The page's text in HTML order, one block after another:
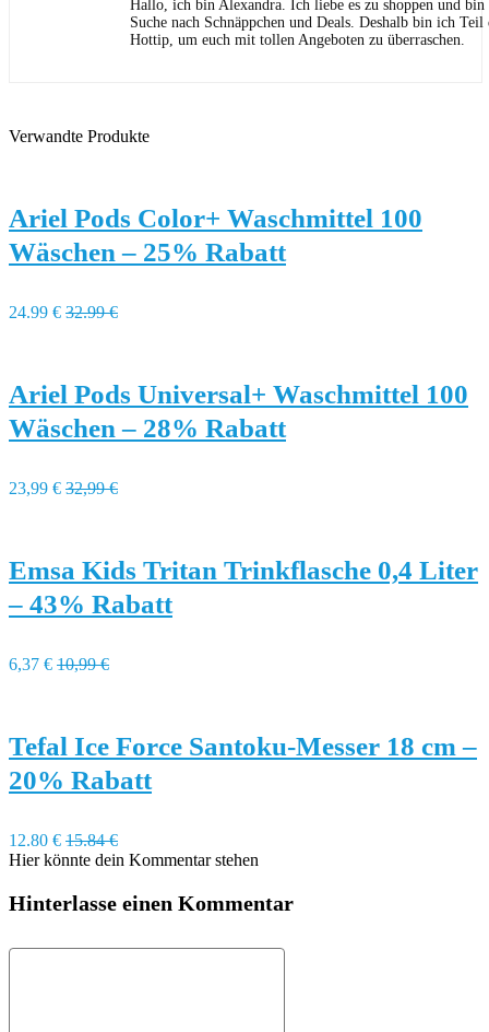
Hallo, ich bin Alexandra. Ich liebe es zu shoppen und
Suche nach Schnäppchen und Deals. Deshalb bin ich Teil
Hottip, um euch mit tollen Angeboten zu überraschen.
Verwandte Produkte
Ariel Pods Color+ Waschmittel 100
Wäschen – 25% Rabatt
24.99 € 32.99 €
Ariel Pods Universal+ Waschmittel 100
Wäschen – 28% Rabatt
23,99 € 32,99 €
Emsa Kids Tritan Trinkflasche 0,4 Liter
– 43% Rabatt
6,37 € 10,99 €
Tefal Ice Force Santoku-Messer 18 cm –
20% Rabatt
12.80 € 15.84 €
Hier könnte dein Kommentar stehen
Hinterlasse einen Kommentar